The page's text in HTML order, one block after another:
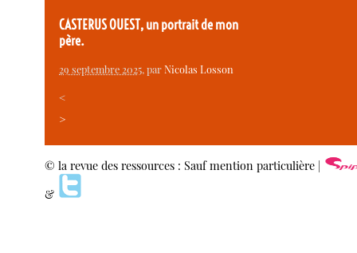
CASTERUS OUEST, un portrait de mon
père.
29 septembre 2025, parNicolas Losson
<
>
© la revue des ressources : Sauf mention particulière |
&